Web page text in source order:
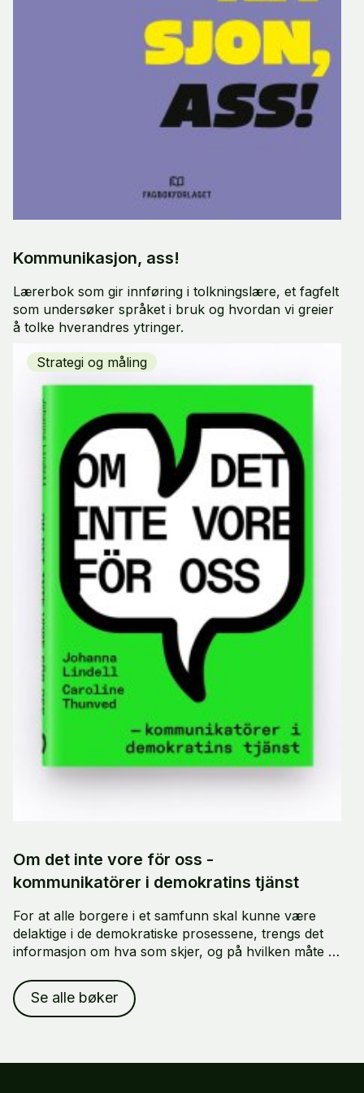
Kommunikasjon, ass!
Lærerbok som gir innføring i tolkningslære, et fagfelt
som undersøker språket i bruk og hvordan vi greier
å tolke hverandres ytringer.
Strategi og måling
Om det inte vore för oss -
kommunikatörer i demokratins tjänst
For at alle borgere i et samfunn skal kunne være
delaktige i de demokratiske prosessene, trengs det
informasjon om hva som skjer, og på hvilken måte vi
gir oss denne informasjonen, og hvordan?
Se alle bøker